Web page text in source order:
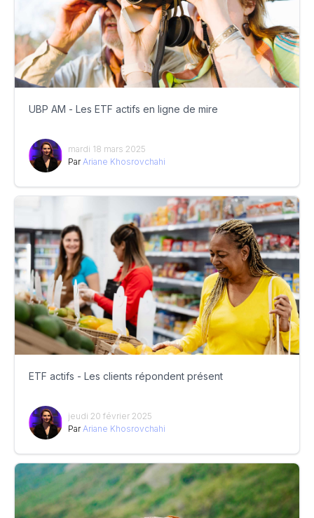
UBP AM - Les ETF actifs en ligne de mire
mardi 18 mars 2025
Par Ariane Khosrovchahi
ETF actifs - Les clients répondent présent
jeudi 20 février 2025
Par Ariane Khosrovchahi